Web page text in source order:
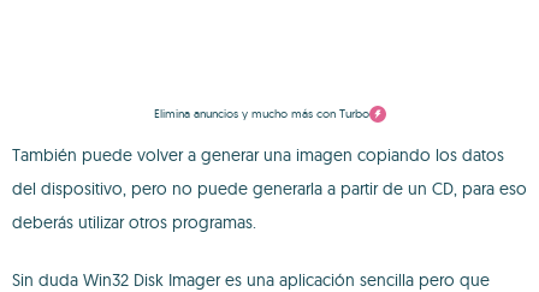
Elimina anuncios y mucho más con Turbo
También puede volver a generar una imagen copiando los datos
del dispositivo, pero no puede generarla a partir de un CD, para eso
deberás utilizar otros programas.
Sin duda Win32 Disk Imager es una aplicación sencilla pero que